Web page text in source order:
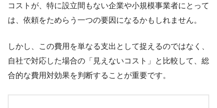
コストが、特に設立間もない企業や小規模事業者にとって
は、依頼をためらう一つの要因になるかもしれません。
しかし、この費用を単なる支出として捉えるのではなく、
自社で対応した場合の「見えないコスト」と比較して、総
合的な費用対効果を判断することが重要です。